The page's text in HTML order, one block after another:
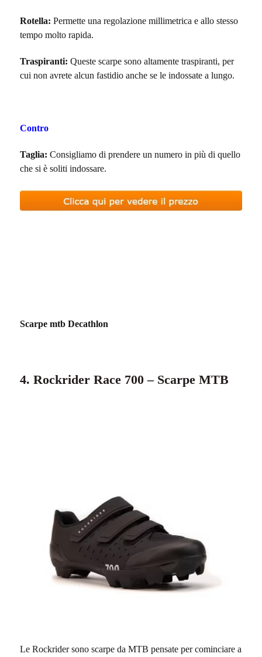
Rotella: Permette una regolazione millimetrica e allo stesso
tempo molto rapida.
Traspiranti: Queste scarpe sono altamente traspiranti, per
cui non avrete alcun fastidio anche se le indossate a lungo.
Contro
Taglia: Consigliamo di prendere un numero in più di quello
che si è soliti indossare.
Scarpe mtb Decathlon
4. Rockrider Race 700 – Scarpe MTB
Le Rockrider sono scarpe da MTB pensate per cominciare a